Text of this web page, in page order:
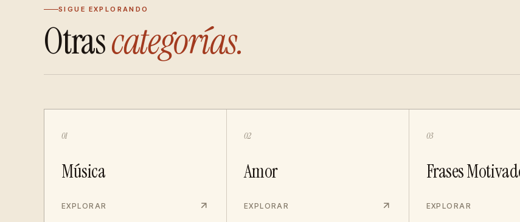
SIGUE EXPLORANDO
Otrascategorías.
01
Música
EXPLORAR
02
Amor
EXPLORAR
03
Frases
EXPLORAR